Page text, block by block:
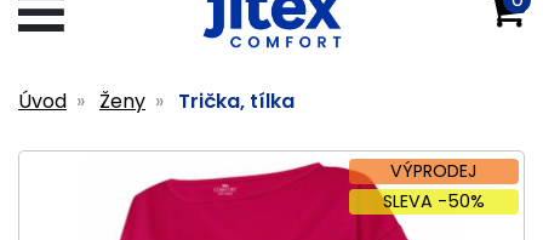
Úvod Ženy Trička, tílka
VÝPRODEJ
SLEVA -50%